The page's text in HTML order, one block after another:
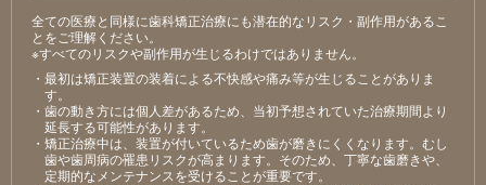
全ての医療と同様に歯科矯正治療にも潜在的なリスク・副作用があるこ
とをご理解ください。
※すべてのリスクや副作用が生じるわけではありません。
・最初は矯正装置の装着による不快感や痛み等が生じることがありま
す。
・歯の動き方には個人差があるため、当初予想されていた治療期間より
延長する可能性があります。
・矯正治療中は、装置が付いているため歯が磨きにくくなります。むし
歯や歯周病の罹患リスクが高まります。そのため、丁寧な歯磨きや、
定期的なメンテナンスを受けることが重要です。